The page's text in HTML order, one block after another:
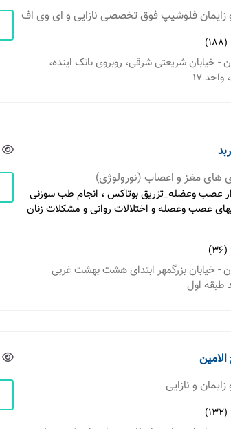
فلوشیپ فوق تخصصی نازایی و ای وی اف
(188)
- خیابان شریعتی شرقی، روبروی بانک اینده،
17
مغز و اعصاب (نورولوژی)
عصب وعضله_تزریق بوتاکس ، انجام طب سوزنی
عصب وعضله و اختلالات روانی و مشکلات زنان
(36)
- خیابان بزرگمهر ابتدای هشت بهشت غربی
طبقه اول
و نازایی
(132)